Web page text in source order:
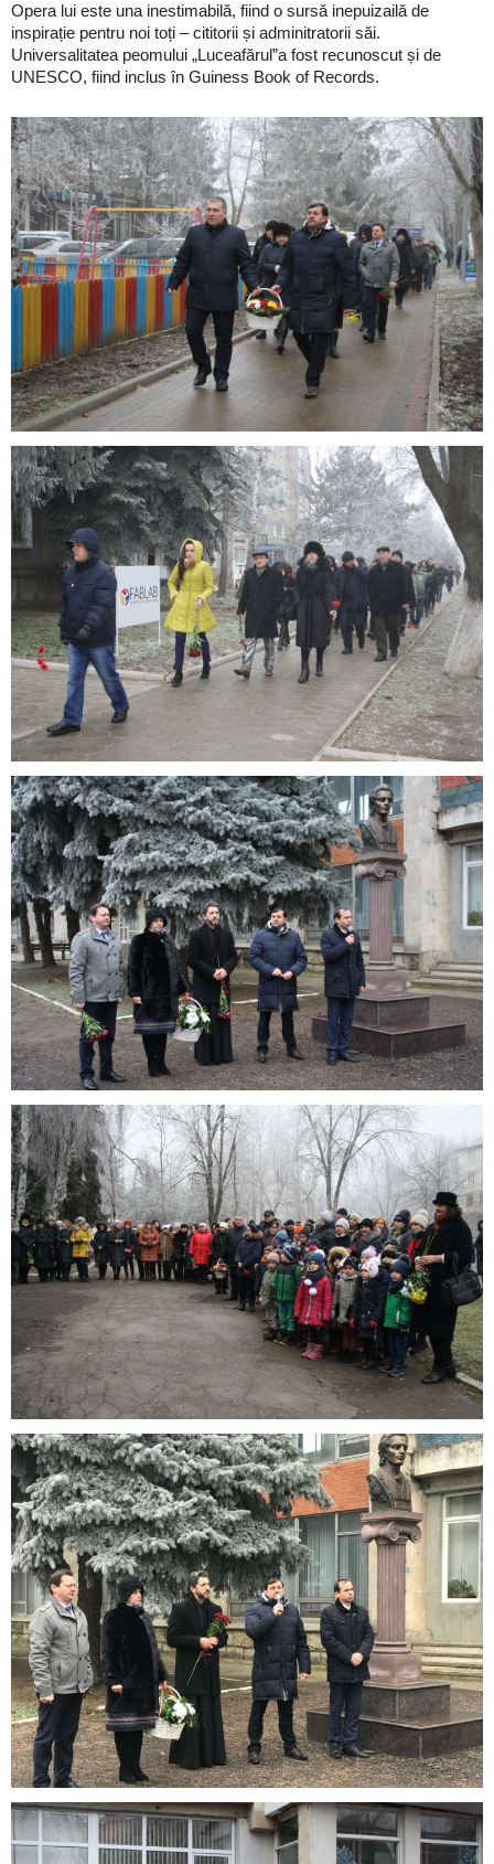
Opera lui este una inestimabilă, fiind o sursă inepuizailă de
inspirație pentru noi toți – cititorii și adminitratorii săi.
Universalitatea peomului „Luceafărul”a fost recunoscut și de
UNESCO, fiind inclus în Guiness Book of Records.